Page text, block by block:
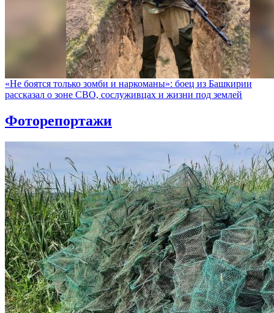
«Не боятся только зомби и наркоманы»: боец из Башкирии
рассказал о зоне СВО, сослуживцах и жизни под землей
Фоторепортажи